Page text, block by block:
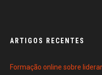
ARTIGOS RECENTES
Formação online sobre